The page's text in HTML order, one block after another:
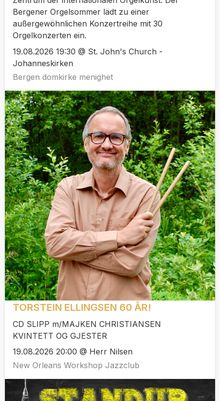
Bergener Orgelsommer lädt zu einer
außergewöhnlichen Konzertreihe mit 30
Orgelkonzerten ein.
19.08.2026 19:30 @ St. John's Church -
Johanneskirken
Bergen domkirke menighet
TORSTEIN ELLINGSEN 60 ÅR!
CD SLIPP m/MAJKEN CHRISTIANSEN
KVINTETT OG GJESTER
19.08.2026 20:00 @ Herr Nilsen
New Orleans Workshop Jazzclub